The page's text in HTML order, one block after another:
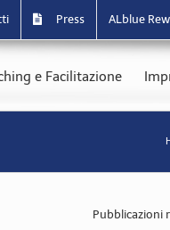
Press ALblue
e Facilitazione
Pubblicazioni